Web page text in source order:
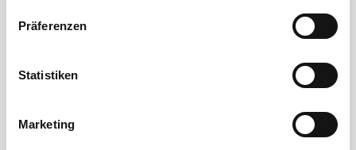
Präferenzen
Statistiken
Marketing
November 2019
September 2019
Juli 2019